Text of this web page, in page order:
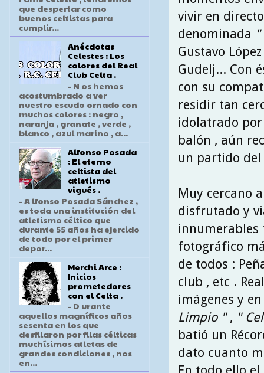
vivir en
denominada
Gustavo
Gudelj... Con
con su
residir tan
idolatrado
balón , aún
un partido del
Muy cercano
disfrutado y
innumerables
fotográfico
de todos :
club , etc .
imágenes y
Limpio ", "
batió un
dato cuanto
que despertar como
buenos celtistas para
cumplir...
Anécdotas
Celestes : Los
colores del Real
Club Celta .
- N os hemos
acostumbrado a ver
nuestro escudo ornado con
muchos colores : negro ,
naranja , granate , verde ,
blanco , azul marino , a...
Alfonso Posada
: El eterno
celtista del
atletismo
vigués .
- A lfonso Posada Sánchez ,
es toda una institución del
atletismo céltico que
durante 55 años ha ejercido
de todo por el primer
depor...
Merchi Arce :
Inicios
prometedores
con el Celta .
- D urante
aquellos magníficos años
sesenta en los que
desfilaron por filas célticas
muchísimos atletas de
grandes condiciones , nos
en...